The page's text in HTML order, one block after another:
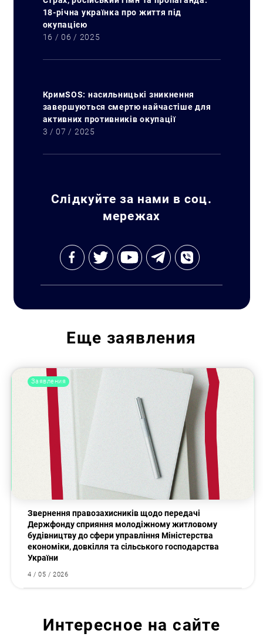
Искать:
18-річна українка про життя під
окупацією
16 / 06 / 2025
КримSOS: насильницькі зникнення
завершуються смертю найчастіше для
активних противників окупації
3 / 07 / 2025
Слідкуйте за нами в соц.
мережах
Еще заявления
Заявления
Звернення правозахисників щодо передачі
Держфонду сприяння молодіжному житловому
будівництву до сфери управління Міністерства
економіки, довкілля та сільського господарства
України
4 / 05 / 2026
Интересное на сайте